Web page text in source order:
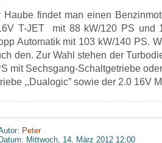
Haube findet man einen
T-JET mit 88 kW/120 PS und
Automatik mit 103 kW/140 PS.
den. Zur Wahl stehen der
mit Sechsgang-Schaltgetriebe
,,Dualogic” sowie der 2.0 16V
Peter
Datum: Mittwoch, 14. März 2012 12:00